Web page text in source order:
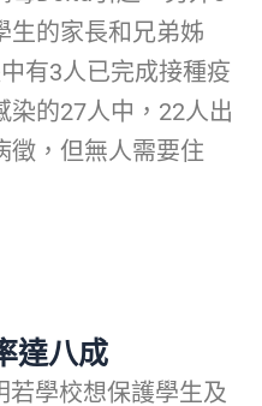
生的家長和兄弟姊
有3人已完成接種疫
染的27人中，22人出
徵，但無人需要住
達八成
若學校想保護學生及